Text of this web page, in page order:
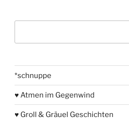
*schnuppe
♥ Atmen im Gegenwind
♥ Groll & Gräuel Geschichten